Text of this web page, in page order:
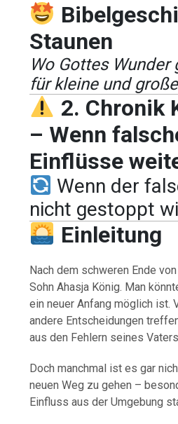
Staunen
Wo Gottes
für kleine und
2. Chronik
– Wenn
Einflüsse
Wenn der
nicht gestoppt
Einleitung
Nach dem schweren Ende
Sohn Ahasja König. Man
ein neuer Anfang möglich ist.
andere Entscheidungen
aus den Fehlern seines
Doch manchmal ist es gar
neuen Weg zu gehen –
Einfluss aus der Umgebung